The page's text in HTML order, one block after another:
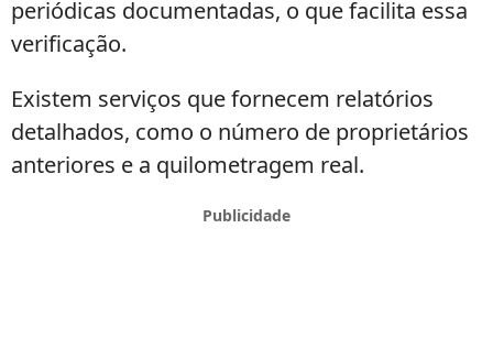
periódicas documentadas, o que facilita essa
verificação.
Existem serviços que fornecem relatórios
detalhados, como o número de proprietários
anteriores e a quilometragem real.